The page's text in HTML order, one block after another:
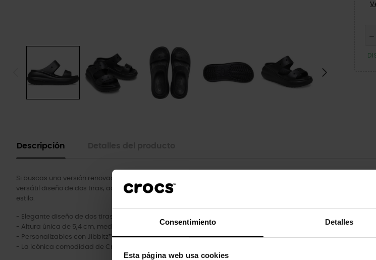
Consentimiento Detalles
Esta página web usa cookies
Descripción
Si buscas una versión renovada de tu sandalia favorita, no te pierdas la Classic Crush Sandal. Con un poco
versátil diseño de dos tiras, además de orificios para Jibbitz™ en las tiras para que puedas personalizarla.
estilo.
- Elegante diseño de dos tiras.
- Altura única de 5,4 cm, medida desde el suelo hasta el reposatalón.
- Personalizables con Jibbitz™.
- La icónica comodidad de Crocs™: ligeras. Flexibles. Comodidad en 360 grados.